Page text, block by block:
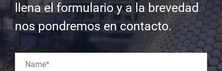
llena el formulario y a la brevedad
nos pondremos en contacto.